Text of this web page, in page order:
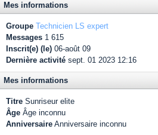
Mes informations
Groupe Technicien LS expert
Messages 1 615
Inscrit(e) (le) 06-août 09
Dernière activité sept. 01 2023 12:16
Mes informations
Titre Sunriseur elite
Âge Âge inconnu
Anniversaire Anniversaire inconnu